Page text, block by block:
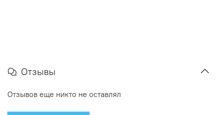
Отзывы
Отзывов еще никто не оставлял